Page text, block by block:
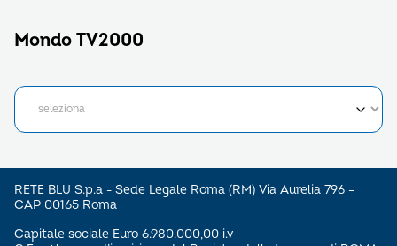
Mondo TV2000
RETE BLU S.p.a - Sede Legale Roma (RM) Via Aurelia 796 –
CAP 00165 Roma
Capitale sociale Euro 6.980.000,00 i.v